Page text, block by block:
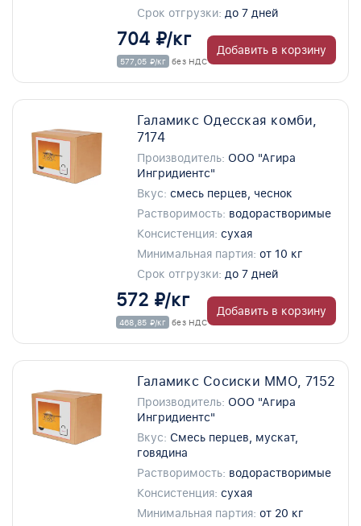
Срок отгрузки: до 7 дней
704 ₽/кг
577,05 ₽/кг без НДС
Добавить в корзину
Галамикс Одесская комби,
7174
Производитель: ООО "Агира
Ингридиентс"
Вкус: смесь перцев, чеснок
Растворимость: водорастворимые
Консистенция: сухая
Минимальная партия: от 10 кг
Срок отгрузки: до 7 дней
572 ₽/кг
468,85 ₽/кг без НДС
Добавить в корзину
Галамикс Сосиски ММО, 7152
Производитель: ООО "Агира
Ингридиентс"
Вкус: Смесь перцев, мускат,
говядина
Растворимость: водорастворимые
Консистенция: сухая
Минимальная партия: от 20 кг